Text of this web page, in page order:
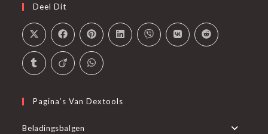
selecteren
Deel Dit
Pagina’s Van Dextools
Beladingsbalgen